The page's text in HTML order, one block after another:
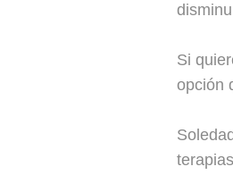
Si
opción